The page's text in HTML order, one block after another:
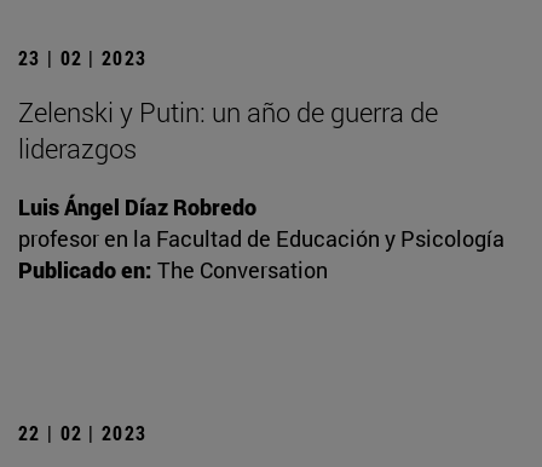
23 | 02 | 2023
Zelenski y Putin: un año de guerra de
liderazgos
Luis Ángel Díaz Robredo
profesor en la Facultad de Educación y Psicología
Publicado en: The Conversation
22 | 02 | 2023